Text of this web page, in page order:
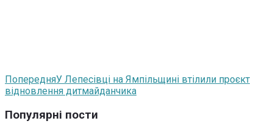
ПопередняУ Лепесівці на Ямпільщині втілили проєкт
відновлення дитмайданчика
Популярні пости